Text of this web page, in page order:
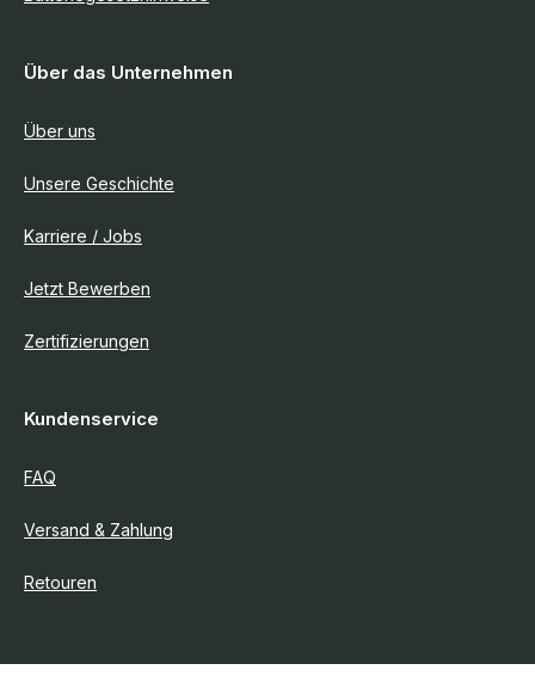
Über das Unternehmen
Über uns
Unsere Geschichte
Karriere / Jobs
Jetzt Bewerben
Zertifizierungen
Kundenservice
FAQ
Versand & Zahlung
Retouren